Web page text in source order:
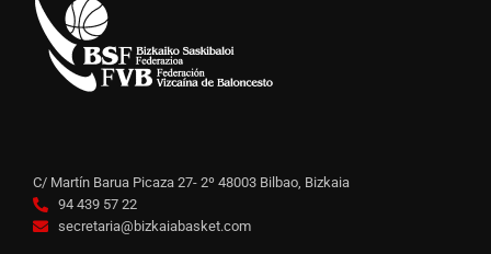
C/ Martín Barua Picaza 27- 2º 48003 Bilbao, Bizkaia
94 439 57 22
secretaria@bizkaiabasket.com